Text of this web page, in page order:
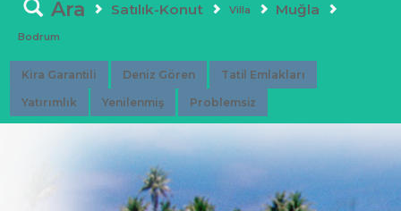
Ara Satılık-Konut Villa Muğla
Bodrum
Kira Garantili Deniz Gören Tatil Emlakları
Yatırımlık Yenilenmiş Problemsiz